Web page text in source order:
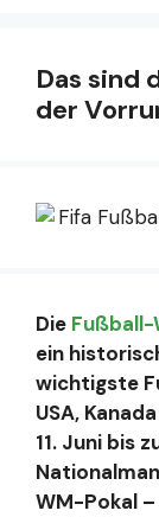
Das sind
der
Die
ein
wichtigste
USA,
11. Juni bis
WM-Pokal